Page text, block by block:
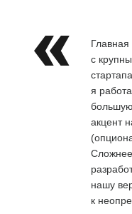
с
я
акцент
нашу
к